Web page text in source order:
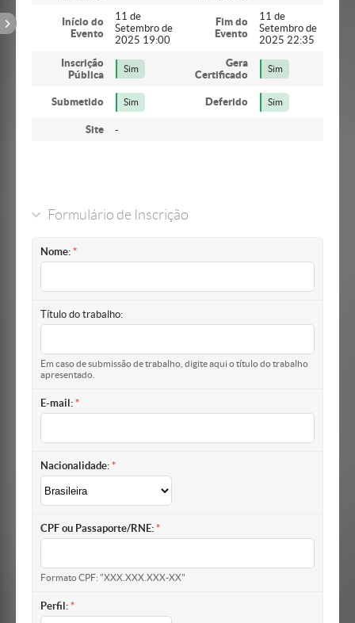
Início do
Evento
11 de
Setembro de
2025 19:00
Fim do
Evento
11 de
Setembro de
2025 22:35
Inscrição
Pública
Sim
Gera
Certificado
Sim
Submetido Sim Deferido Sim
Site -
Formulário de Inscrição
Nome:
Título do trabalho:
Em caso de submissão de trabalho, digite aqui o título do trabalho
apresentado.
E-mail:
Nacionalidade:
CPF ou Passaporte/RNE:
Formato CPF: "XXX.XXX.XXX-XX"
Perfil: